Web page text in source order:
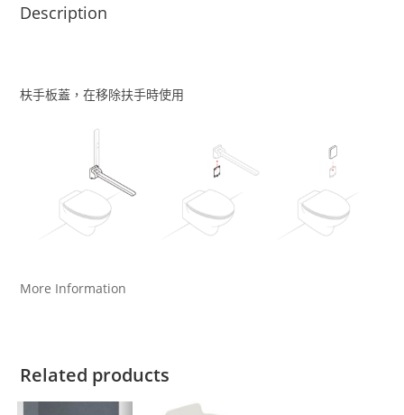
Description
枎手板蓋，在移除扶手時使用
More Information
Related products